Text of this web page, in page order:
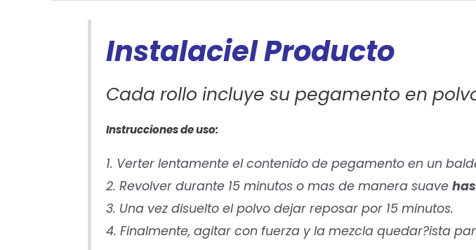
Instalaciel Producto
Cada rollo incluye su pegamento en
Instrucciones de uso:
1. Verter lentamente el contenido de pegamento en un
2. Revolver durante 15 minutos o mas de manera suave
3. Una vez disuelto el polvo dejar reposar por 15 minutos.
4. Finalmente, agitar con fuerza y la mezcla quedar?ista